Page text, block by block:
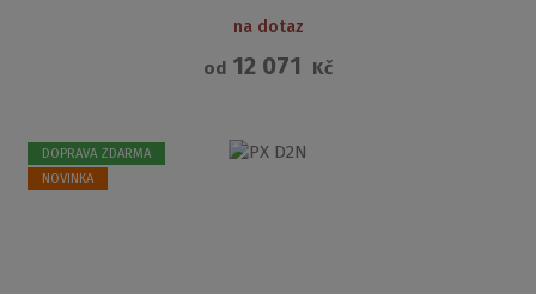
na dotaz
od 12 071 Kč
DOPRAVA ZDARMA
NOVINKA